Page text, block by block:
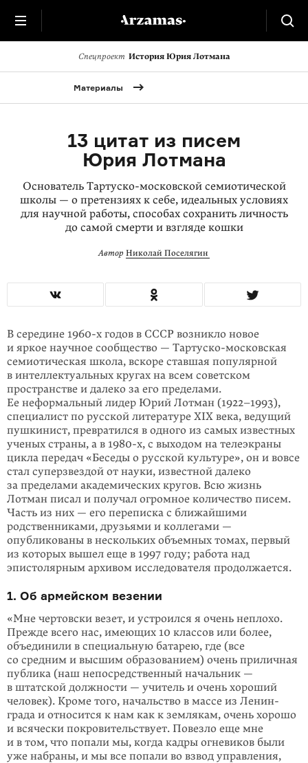
Cпецпроект История Юрия Лотмана
Материалы
13 цитат из писем
Юрия Лотмана
Основатель Тартуско-московской семиотической
школы — о претензиях к себе, идеальных условиях
для научной работы, способах сохранить личность
до самой смерти и взгляде кошки
Автор Николай Поселягин
В середине 1960-х годов в СССР возникло новое
и яркое научное сообщество — Тартуско-московская
семиотическая школа, вскоре ставшая популярной
в интеллектуальных кругах на всем советском
пространстве и далеко за его пределами.
Ее неформальный лидер Юрий Лотман (1922–1993),
специалист по русской литературе XIX века, ведущий
пушкинист, превратился в одного из самых известных
ученых страны, а в 1980-х, с выходом на телеэкраны
цикла передач «Беседы о русской культуре», он и вовсе
стал суперзвездой от науки, известной далеко
за пределами академических кругов. Всю жизнь
Лотман писал и получал огромное количество писем.
Часть из них — его переписка с ближайшими
родственниками, друзьями и коллегами —
опубликованы в нескольких объемных томах, первый
из которых вышел еще в 1997 году; работа над
эпистолярным архивом исследователя продолжается.
1. Об армейском везении
«Мне чертовски везет, и устроился я очень неплохо.
Прежде всего нас, имеющих 10 классов или более,
объединили в специальную батарею, где (все
со средним и высшим образованием) очень приличная
публика (наш непосредственный начальник —
в штатской должности — учитель и очень хороший
человек). Кроме того, начальство в массе из Ленин­
града и относится к нам как к землякам, очень хорошо
и всячески покровительствует. Повезло еще мне
и в том, что попали мы, когда кадры огневиков были
уже набраны, и мы все попали во взвод управ­ления,